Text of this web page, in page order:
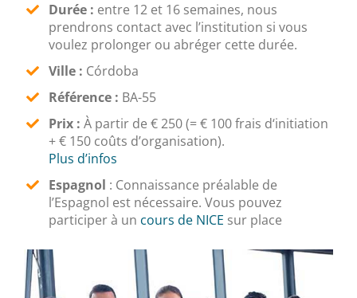
Durée : entre 12 et 16 semaines, nous
prendrons contact avec l’institution si vous
voulez prolonger ou abréger cette durée.
Ville : Córdoba
Référence : BA-55
Prix : À partir de € 250 (= € 100 frais d‘initiation
+ € 150 coûts d’organisation).
Plus d’infos
Espagnol : Connaissance préalable de
l’Espagnol est nécessaire. Vous pouvez
participer à un cours de NICE sur place